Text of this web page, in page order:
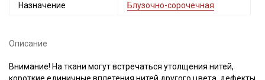
Назначение Блузочно-сорочечная
Описание
Внимание! На ткани могут встречаться утолщения нитей,
Секретная рассылка от Купава